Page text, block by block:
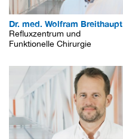
Dr. med. Wolfram Breithaupt
Refluxzentrum und
Funktionelle Chirurgie